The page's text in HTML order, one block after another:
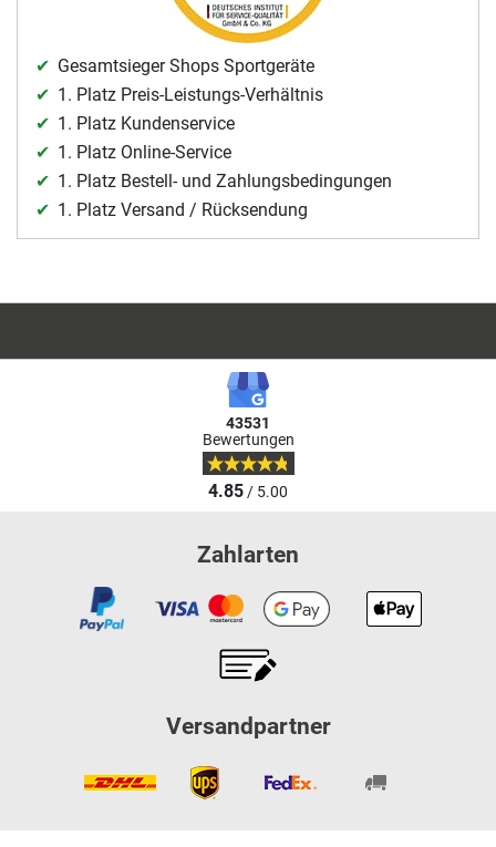
Gesamtsieger Shops Sportgeräte
1. Platz Preis-Leistungs-Verhältnis
1. Platz Kundenservice
1. Platz Online-Service
1. Platz Bestell- und Zahlungsbedingungen
1. Platz Versand / Rücksendung
43531
Bewertungen
4.85/ 5.00
Zahlarten
Versandpartner